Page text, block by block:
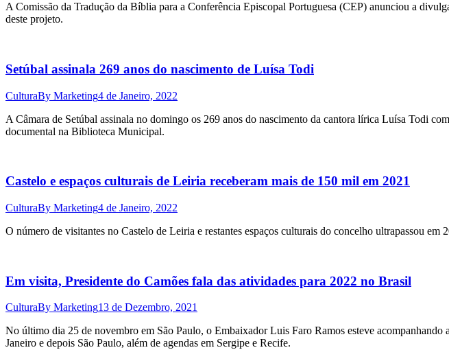
A Comissão da Tradução da Bíblia para a Conferência Episcopal Portuguesa (CEP) anunciou a
deste projeto.
Setúbal assinala 269 anos do nascimento de Luísa Todi
CulturaBy Marketing4 de Janeiro, 2022
A Câmara de Setúbal assinala no domingo os 269 anos do nascimento da cantora lírica Luísa Todi
documental na Biblioteca Municipal.
Castelo e espaços culturais de Leiria receberam mais de 150 mil em 2021
CulturaBy Marketing4 de Janeiro, 2022
O número de visitantes no Castelo de Leiria e restantes espaços culturais do concelho ultrapassou
Em visita, Presidente do Camões fala das atividades para 2022 no Brasil
CulturaBy Marketing13 de Dezembro, 2021
No último dia 25 de novembro em São Paulo, o Embaixador Luis Faro Ramos esteve
Janeiro e depois São Paulo, além de agendas em Sergipe e Recife.